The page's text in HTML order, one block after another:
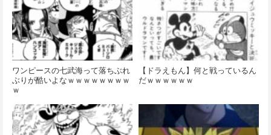
ワンピースの七武海って落ちぶれ
ぶりが酷いよなｗｗｗｗｗｗｗｗ
ｗ
【ドラえもん】何と戦っているん
だｗｗｗｗｗｗ